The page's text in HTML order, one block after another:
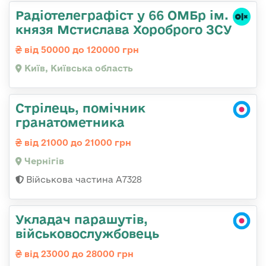
Радіотелеграфіст у 66 ОМБр ім.
князя Мстислава Хороброго ЗСУ
від 50000 до 120000 грн
Київ, Київська область
Стрілець, помічник
гранатометника
від 21000 до 21000 грн
Чернігів
Військова частина А7328
Укладач парашутів,
військовослужбовець
від 23000 до 28000 грн